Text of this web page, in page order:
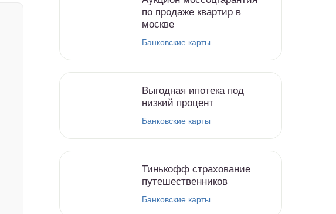
по продаже квартир в
москве
Банковские карты
Выгодная ипотека под
низкий процент
Банковские карты
Тинькофф страхование
путешественников
Банковские карты